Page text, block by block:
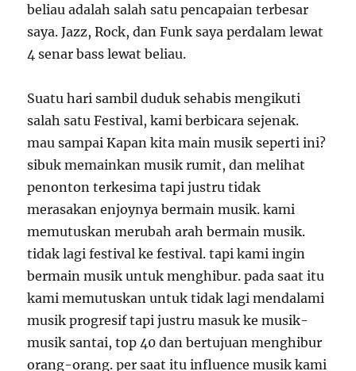
beliau adalah salah satu pencapaian terbesar
saya. Jazz, Rock, dan Funk saya perdalam lewat
4 senar bass lewat beliau.
Suatu hari sambil duduk sehabis mengikuti
salah satu Festival, kami berbicara sejenak.
mau sampai Kapan kita main musik seperti ini?
sibuk memainkan musik rumit, dan melihat
penonton terkesima tapi justru tidak
merasakan enjoynya bermain musik. kami
memutuskan merubah arah bermain musik.
tidak lagi festival ke festival. tapi kami ingin
bermain musik untuk menghibur. pada saat itu
kami memutuskan untuk tidak lagi mendalami
musik progresif tapi justru masuk ke musik-
musik santai, top 40 dan bertujuan menghibur
orang-orang. per saat itu influence musik kami